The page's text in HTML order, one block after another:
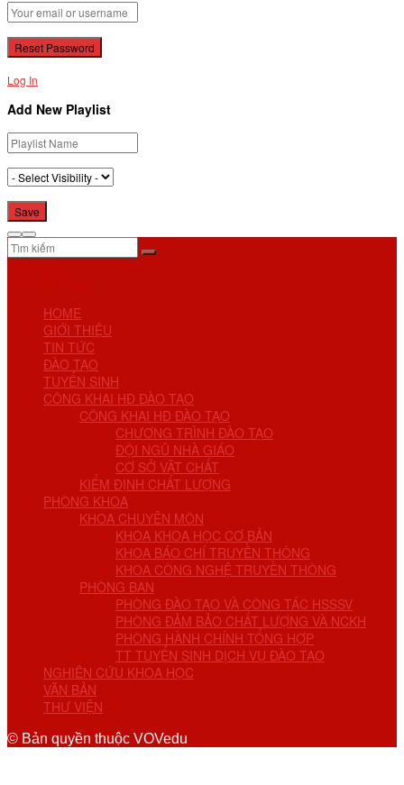
Log In
Add New Playlist
HOME
GIỚI THIỆU
TIN TỨC
ĐÀO TẠO
TUYỂN SINH
CÔNG KHAI HĐ ĐÀO TẠO
CÔNG KHAI HĐ ĐÀO TẠO
CHƯƠNG TRÌNH ĐÀO TẠO
ĐỘI NGŨ NHÀ GIÁO
CƠ SỞ VẬT CHẤT
KIỂM ĐỊNH CHẤT LƯỢNG
PHÒNG KHOA
KHOA CHUYÊN MÔN
KHOA KHOA HỌC CƠ BẢN
KHOA BÁO CHÍ TRUYỀN THÔNG
KHOA CÔNG NGHỆ TRUYỀN THÔNG
PHÒNG BAN
PHÒNG ĐÀO TẠO VÀ CÔNG TÁC HSSSV
PHÒNG ĐẢM BẢO CHẤT LƯỢNG VÀ NCKH
PHÒNG HÀNH CHÍNH TỔNG HỢP
TT TUYỂN SINH DỊCH VỤ ĐÀO TẠO
NGHIÊN CỨU KHOA HỌC
VĂN BẢN
THƯ VIỆN
© Bản quyền thuộc VOVedu